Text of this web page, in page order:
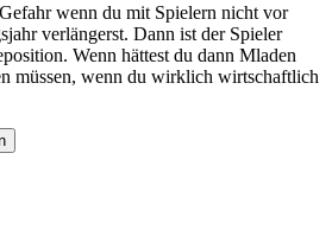
wenn du mit Spielern nicht vor
verlängerst. Dann ist der Spieler
Wenn hättest du dann Mladen
müssen, wenn du wirklich wirtschaftlich